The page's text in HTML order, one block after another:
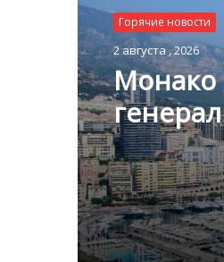
Горячие новости
2 августа , 2026
Монако
Горячие новости
1 августа , 2026
Монако
пяти